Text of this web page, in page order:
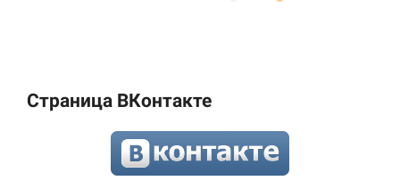
Страница ВКонтакте